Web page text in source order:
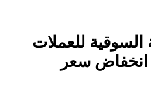
السوقية للعملات
انخفاض سعر